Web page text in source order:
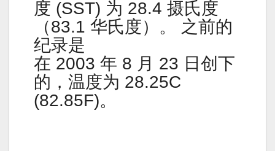
度 (SST) 为 28.4 摄氏度
（83.1 华氏度）。 之前的
纪录是
在 2003 年 8 月 23 日创下
的，温度为 28.25C
(82.85F)。